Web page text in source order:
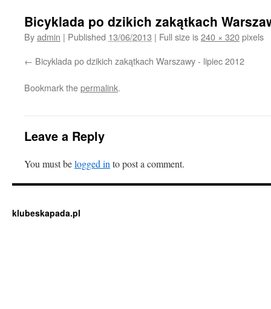
Bicyklada po dzikich zakątkach
Byadmin | Published 13/06/2013 | Full size is240 × 320pixels
Bicyklada po dzikich zakątkach Warszawy - lipiec 2012
Bookmark thepermalink.
Leave a Reply
You must belogged in to post a comment.
klubeskapada.pl